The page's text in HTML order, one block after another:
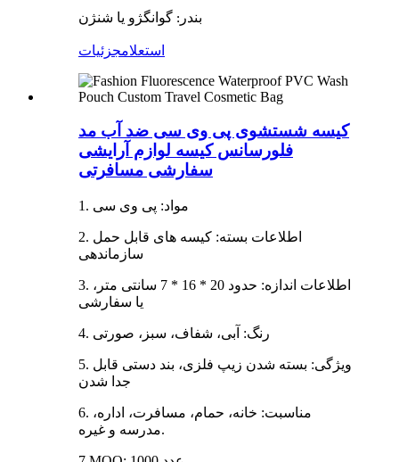
بندر: گوانگژو یا شنژن
استعلامجزئیات
کیسه شستشوی پی وی سی ضد آب مد
فلورسانس کیسه لوازم آرایشی
سفارشی مسافرتی
1. مواد: پی وی سی
2. اطلاعات بسته: کیسه های قابل حمل
سازماندهی
3. اطلاعات اندازه: حدود 20 * 16 * 7 سانتی متر،
یا سفارشی
4. رنگ: آبی، شفاف، سبز، صورتی
5. ویژگی: بسته شدن زیپ فلزی، بند دستی قابل
جدا شدن
6. مناسبت: خانه، حمام، مسافرت، اداره،
مدرسه و غیره.